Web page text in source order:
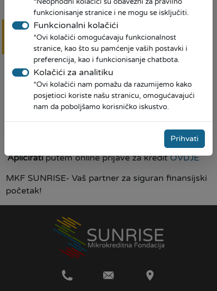
Kredit za poljoprivredu;
🔹Kredit za domaćinstvo.
Reprezentativne primjere kamatnih stopa možete
pronaćiOVDJE
Za detaljnije informacije i upite možete:
PosjetitiVama najbližu poslovnicu. Spisak
0800 30 565
Apliciratiputem online prijave za kreditOVDJE
MKF SUNRISE- Vaš partner za siguran finansijski
početak!
funkcionisanje stranice i ne mogu se isključiti.
Funkcionalni kolačići
*Ovi kolačići omogućavaju funkcionalnost
stranice, kao što su pamćenje vaših postavki i
preferencija, kao i funkcionisanje chatbota.
Kolačići za analitiku
*Ovi kolačići nam pomažu da razumijemo kako
posjetioci koriste našu stranicu, omogućavajući
nam da poboljšamo korisničko iskustvo.
Prihvati